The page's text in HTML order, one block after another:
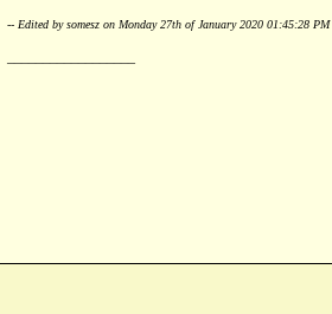
-- Edited by somesz on Monday 27th of January 2020 01:45:28 PM